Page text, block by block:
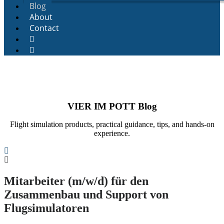
Blog
About
Contact
VIER IM POTT Blog
Flight simulation products, practical guidance, tips, and hands-on
experience.
Mitarbeiter (m/w/d) für den
Zusammenbau und Support von
Flugsimulatoren